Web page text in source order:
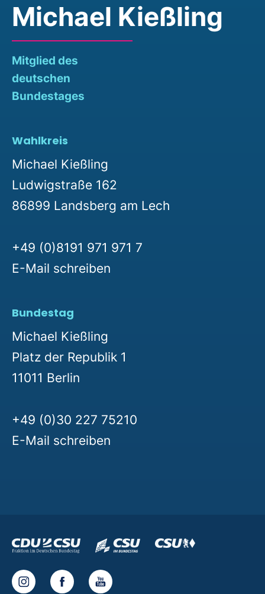
Michael Kießling
Mitglied des
deutschen
Bundestages
Wahlkreis
Michael Kießling
Ludwigstraße 162
86899 Landsberg am Lech
+49 (0)8191 971 971 7
E-Mail schreiben
Bundestag
Michael Kießling
Platz der Republik 1
11011 Berlin
+49 (0)30 227 75210
E-Mail schreiben